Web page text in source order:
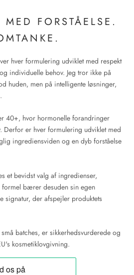
MED FORSTÅELSE.
hver formulering udviklet med respekt
individuelle behov. Jeg tror ikke på
huden, men på intelligente løsninger,
40+, hvor hormonelle forandringer
er hver formulering udviklet med
ingrediensviden og en dyb forståelse
et bevidst valg af ingredienser,
formel bærer desuden sin egen
signatur, der afspejler produktets
batches, er sikkerhedsvurderede og
kosmetiklovgivning.